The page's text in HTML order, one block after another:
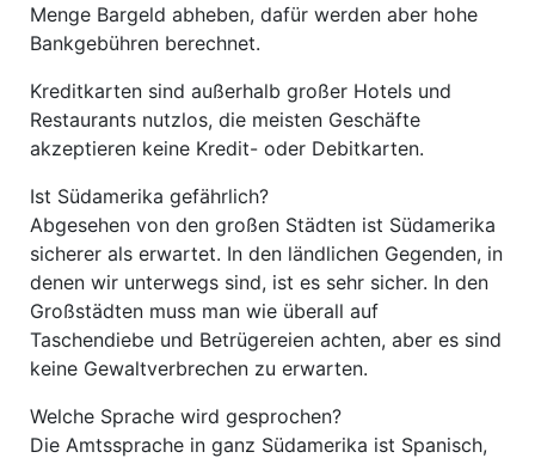
Menge Bargeld abheben, dafür werden aber hohe
Bankgebühren berechnet.
Kreditkarten sind außerhalb großer Hotels und
Restaurants nutzlos, die meisten Geschäfte
akzeptieren keine Kredit- oder Debitkarten.
Ist Südamerika gefährlich?
Abgesehen von den großen Städten ist Südamerika
sicherer als erwartet. In den ländlichen Gegenden, in
denen wir unterwegs sind, ist es sehr sicher. In den
Großstädten muss man wie überall auf
Taschendiebe und Betrügereien achten, aber es sind
keine Gewaltverbrechen zu erwarten.
Welche Sprache wird gesprochen?
Die Amtssprache in ganz Südamerika ist Spanisch,